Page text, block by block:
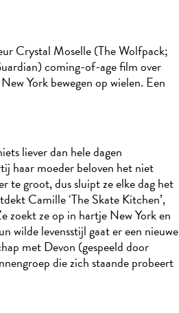
Crystal Moselle (The Wolfpack;
coming-of-age film over
York bewegen op wielen. Een
liever dan hele dagen
haar moeder beloven het niet
te groot, dus sluipt ze elke dag het
Camille ‘The Skate Kitchen’,
zoekt ze op in hartje New York en
wilde levensstijl gaat er een nieuwe
met Devon (gespeeld door
die zich staande probeert